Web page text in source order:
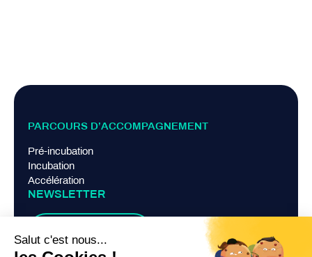
PARCOURS D’ACCOMPAGNEMENT
Pré-incubation
Incubation
Accélération
NEWSLETTER